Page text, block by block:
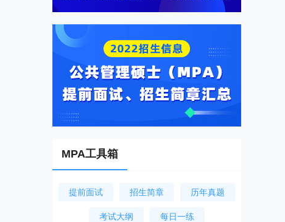
MPA工具箱
提前面试 招生简章 历年真题
考试大纲 每日一练